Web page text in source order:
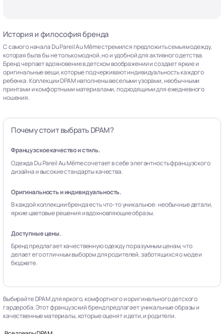
История и философия бренда
С самого начала Du Pareil Au Même стремился предложить семьям одежду,
которая была бы не только модной, но и удобной для активного детства.
Бренд черпает вдохновение в детском воображении и создает яркие и
оригинальные вещи, которые подчеркивают индивидуальность каждого
ребенка. Коллекции DPAM наполнены веселыми узорами, необычными
принтами и комфортными материалами, подходящими для ежедневного
ношения.
Почему стоит выбрать DPAM?
Французское качество и стиль.
Одежда Du Pareil Au Même сочетает в себе элегантность французского
дизайна и высокие стандарты качества.
Оригинальность и индивидуальность.
В каждой коллекции бренда есть что-то уникальное: необычные детали,
яркие цветовые решения и вдохновляющие образы.
Доступные цены.
Бренд предлагает качественную одежду по разумным ценам, что
делает его отличным выбором для родителей, заботящихся о моде и
бюджете.
Выбирайте DPAM для яркого, комфортного и оригинального детского
гардероба. Этот французский бренд предлагает уникальные образы и
качественные материалы, которые оценят и дети, и родители.